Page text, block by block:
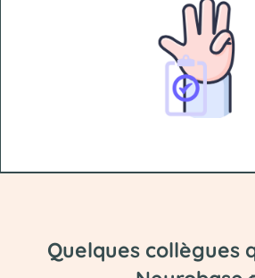
Quelques collègues